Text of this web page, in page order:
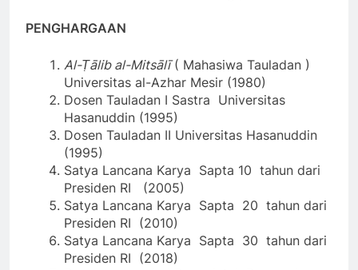
PENGHARGAAN
Al-Ṭālib al-Mitsālī( Mahasiwa Tauladan )
Universitas al-Azhar Mesir (1980)
Dosen Tauladan I Sastra Universitas
Hasanuddin (1995)
Dosen Tauladan II Universitas Hasanuddin
(1995)
Satya Lancana Karya Sapta 10 tahun dari
Presiden RI (2005)
Satya Lancana Karya Sapta 20 tahun dari
Presiden RI (2010)
Satya Lancana Karya Sapta 30 tahun dari
Presiden RI (2018)